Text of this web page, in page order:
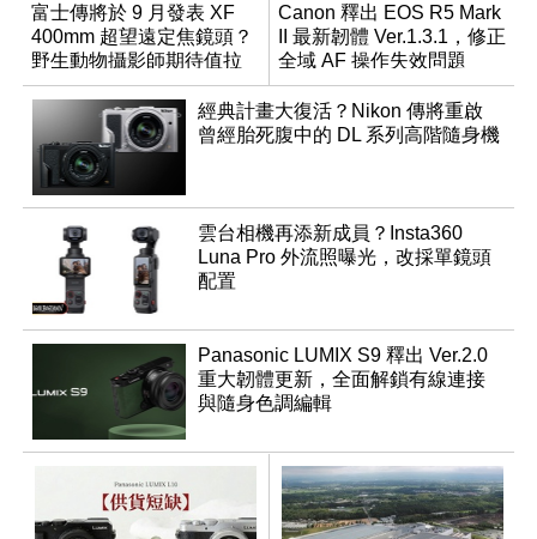
富士傳將於 9 月發表 XF
400mm 超望遠定焦鏡頭？
野生動物攝影師期待值拉
滿
Canon 釋出 EOS R5 Mark
II 最新韌體 Ver.1.3.1，修正
全域 AF 操作失效問題
經典計畫大復活？Nikon 傳將重啟
曾經胎死腹中的 DL 系列高階隨身機
雲台相機再添新成員？Insta360
Luna Pro 外流照曝光，改採單鏡頭
配置
Panasonic LUMIX S9 釋出 Ver.2.0
重大韌體更新，全面解鎖有線連接
與隨身色調編輯